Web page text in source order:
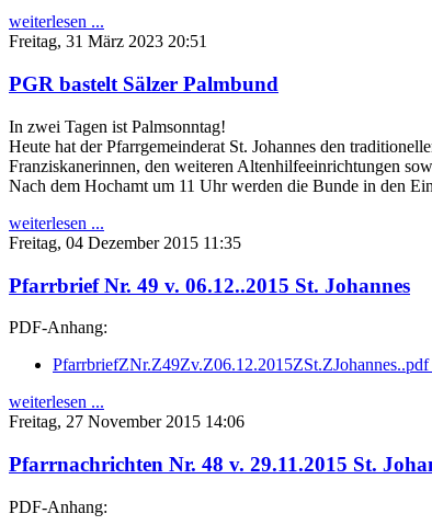
weiterlesen ...
Freitag, 31 März 2023 20:51
PGR bastelt Sälzer Palmbund
In zwei Tagen ist Palmsonntag!
Heute hat der Pfarrgemeinderat St. Johannes den
Franziskanerinnen, den weiteren Altenhilfeeinrichtungen
Nach dem Hochamt um 11 Uhr werden die Bunde in den
weiterlesen ...
Freitag, 04 Dezember 2015 11:35
Pfarrbrief Nr. 49 v. 06.12..2015 St. Johannes
PDF-Anhang:
PfarrbriefZNr.Z49Zv.Z06.12.2015ZSt.ZJohannes..pdf
weiterlesen ...
Freitag, 27 November 2015 14:06
Pfarrnachrichten Nr. 48 v. 29.11.2015 St.
PDF-Anhang: